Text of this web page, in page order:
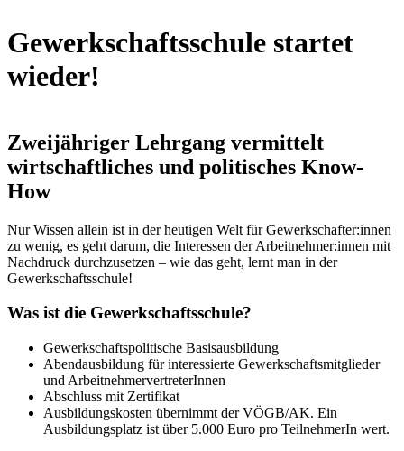
Gewerkschaftsschule startet
wieder!
Zweijähriger Lehrgang vermittelt
wirtschaftliches und politisches Know-
How
Nur Wissen allein ist in der heutigen Welt für Gewerkschafter:innen
zu wenig, es geht darum, die Interessen der Arbeitnehmer:innen mit
Nachdruck durchzusetzen – wie das geht, lernt man in der
Gewerkschaftsschule!
Was ist die Gewerkschaftsschule?
Gewerkschaftspolitische Basisausbildung
Abendausbildung für interessierte Gewerkschaftsmitglieder
und ArbeitnehmervertreterInnen
Abschluss mit Zertifikat
Ausbildungskosten übernimmt der VÖGB/AK. Ein
Ausbildungsplatz ist über 5.000 Euro pro TeilnehmerIn wert.